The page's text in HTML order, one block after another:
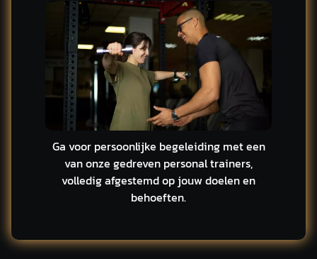
Ga voor persoonlijke begeleiding met een
van onze gedreven personal trainers,
volledig afgestemd op jouw doelen en
behoeften.